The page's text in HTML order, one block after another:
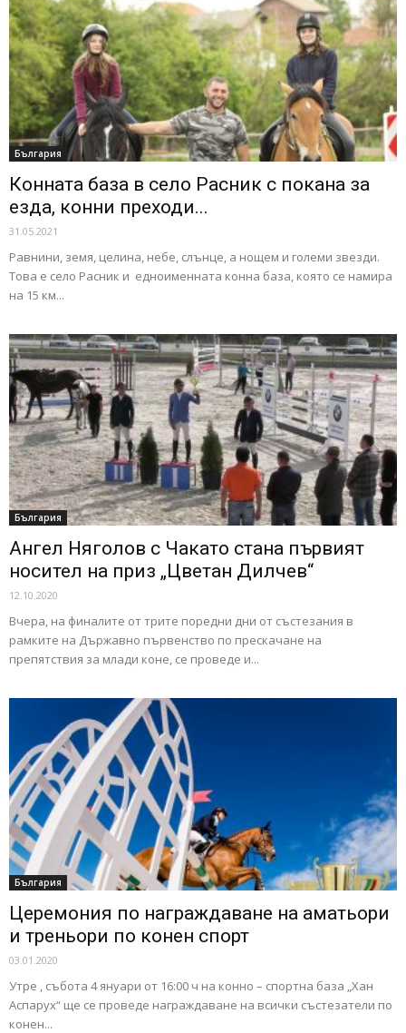
България
Конната база в село Расник с покана за
езда, конни преходи...
31.05.2021
Равнини, земя, целина, небе, слънце, а нощем и големи звезди.
Това е село Расник и едноименната конна база, която се намира
на 15 км...
България
Ангел Няголов с Чакато стана първият
носител на приз „Цветан Дилчев“
12.10.2020
Вчера, на финалите от трите поредни дни от състезания в
рамките на Държавно първенство по прескачане на
препятствия за млади коне, се проведе и...
България
Церемония по награждаване на аматьори
и треньори по конен спорт
03.01.2020
Утре , събота 4 януари от 16:00 ч на конно – спортна база „Хан
Аспарух“ ще се проведе награждаване на всички състезатели по
конен...